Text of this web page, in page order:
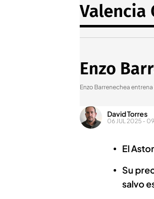
Valencia
Enzo
Enzo Barrenechea
David Torres
06 JUL 2025 -
El
Su
salvo